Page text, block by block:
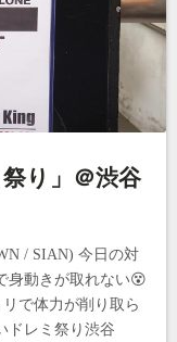
り」＠渋谷
/ SIAN) 今日の対
身動きが取れない😵
で体力が削り取ら
ドレミ祭り渋谷